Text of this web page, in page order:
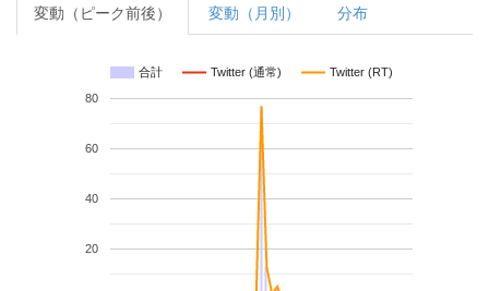
変動（ピーク前後） 変動（月別） 分布
合計 Twitter (通常) Twitter (RT)
20
40
60
80